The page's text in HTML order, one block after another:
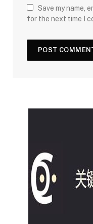
Save my name,
for the next time I